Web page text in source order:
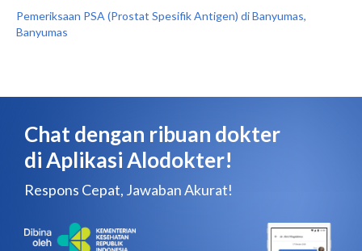
Pemeriksaan PSA (Prostat Spesifik Antigen) di Banyumas,
Banyumas